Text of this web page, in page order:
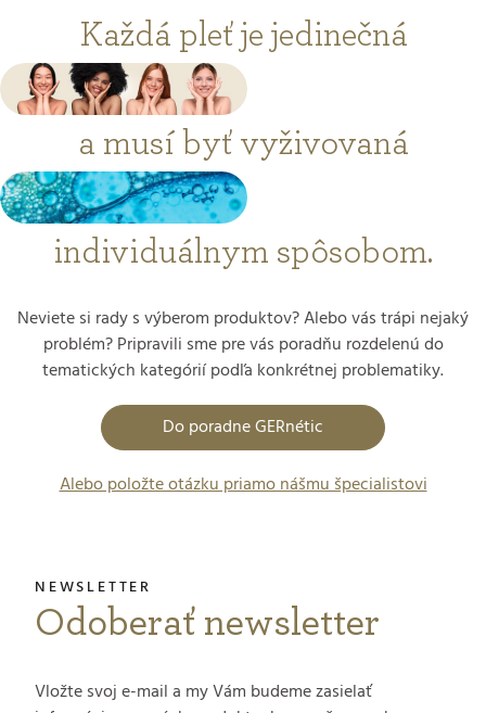
Každá pleť je jedinečná
a musí byť vyživovaná
individuálnym spôsobom.
Neviete si rady s výberom produktov? Alebo vás trápi nejaký
problém? Pripravili sme pre vás poradňu rozdelenú do
tematických kategórií podľa konkrétnej problematiky.
Do poradne GERnétic
Alebo položte otázku priamo nášmu špecialistovi
Odoberať newsletter
Vložte svoj e-mail a my Vám budeme zasielať